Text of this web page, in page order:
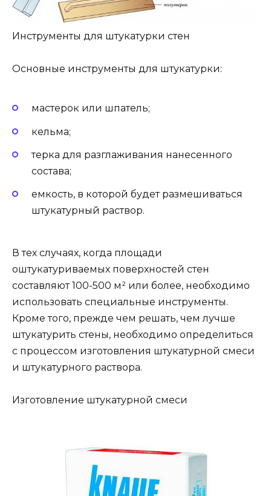
Инструменты для штукатурки стен
Основные инструменты для штукатурки:
мастерок или шпатель;
кельма;
терка для разглаживания нанесенного
состава;
емкость, в которой будет размешиваться
штукатурный раствор.
В тех случаях, когда площади
оштукатуриваемых поверхностей стен
составляют 100-500 м² или более, необходимо
использовать специальные инструменты.
Кроме того, прежде чем решать, чем лучше
штукатурить стены, необходимо определиться
с процессом изготовления штукатурной смеси
и штукатурного раствора.
Изготовление штукатурной смеси